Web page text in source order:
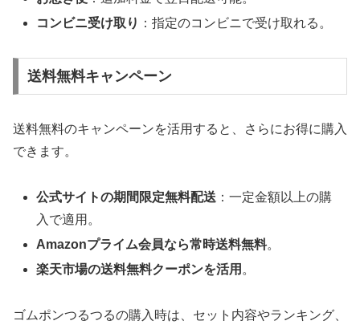
コンビニ受け取り ：指定のコンビニで受け取れる。
送料無料キャンペーン
送料無料のキャンペーンを活用すると、さらにお得に購入
できます。
公式サイトの期間限定無料配送 ：一定金額以上の購
入で適用。
Amazonプライム会員なら常時送料無料。
楽天市場の送料無料クーポンを活用 。
ゴムポンつるつるの購入時は、セット内容やランキング、